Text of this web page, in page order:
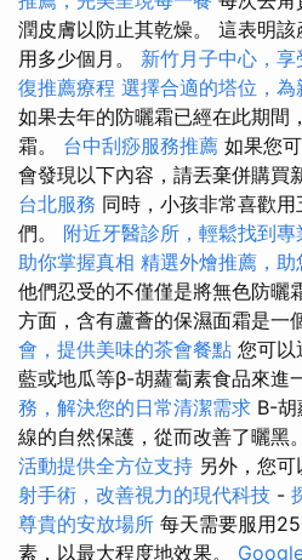
潤皮膚以防止其乾燥。 這表明
用多少個月。 新竹月子中心，
復推薦療程 選擇合適的塔位，
如果去年的防曬霜已經在此期間
霜。 台中刮痧服務推薦 如果您
會發現以下內容，請丟棄併購買
台北服務 同時，小孩非常喜歡用
們。 附近牙醫診所，輕鬆找到專
助你掌握真相 精選外燴推薦，
他們忍受的不僅僅是將無色防曬
方面，含有蘆薈的保濕面霜是一
會，提供美味的茶會餐點 您可以
藍或地瓜等β-胡蘿蔔素食品來進
務，解決您的日常清潔需求 Β-胡
線的自然保護，從而改善了曬黑。
活動提供全方位支持 另外，您
射手術，改善視力的現代科技 -
尊貴的安放場所 每天需要服用25
素，以最大程度地效果。